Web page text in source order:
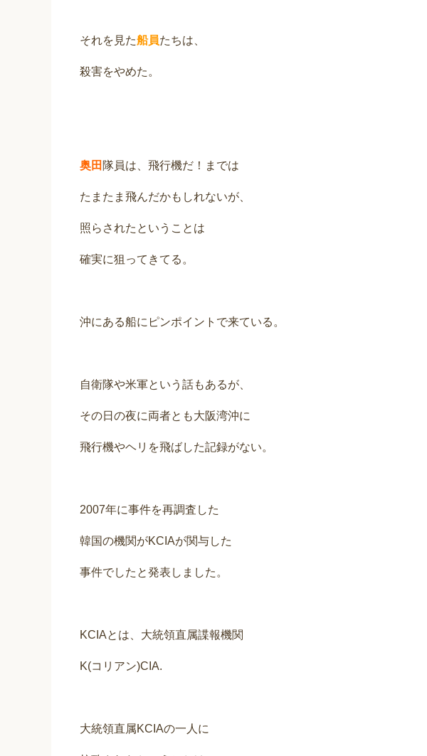
それを見た船員たちは、
殺害をやめた。
奥田 隊員は、飛行機だ！までは
たまたま飛んだかもしれないが、
照らされたということは
確実に狙ってきてる。
沖にある船にピンポイントで来ている。
自衛隊や米軍という話もあるが、
その日の夜に両者とも大阪湾沖に
飛行機やヘリを飛ばした記録がない。
2007年に事件を再調査した
韓国の機関がKCIAが関与した
事件でしたと発表しました。
KCIAとは、大統領直属諜報機関
K(コリアン)CIA.
大統領直属KCIAの一人に